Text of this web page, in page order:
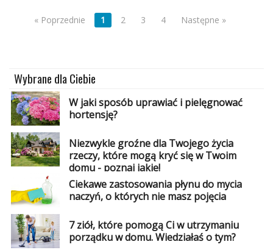
« Poprzednie 1 2 3 4 Następne »
Wybrane dla Ciebie
W jaki sposób uprawiać i pielęgnować
hortensję?
Niezwykle groźne dla Twojego życia
rzeczy, które mogą kryć się w Twoim
domu - poznaj jakie!
Ciekawe zastosowania płynu do mycia
naczyń, o których nie masz pojęcia
7 ziół, które pomogą Ci w utrzymaniu
porządku w domu. Wiedziałaś o tym?